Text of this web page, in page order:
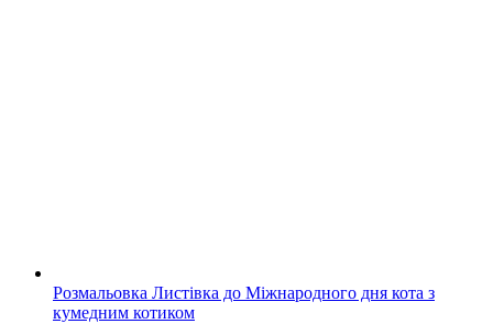
Розмальовка Листівка до Міжнародного дня кота з
кумедним котиком